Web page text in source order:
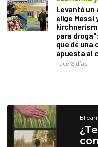
Levantó un
elige Messi
para
que de una
apuesta al
hace 8 días
El